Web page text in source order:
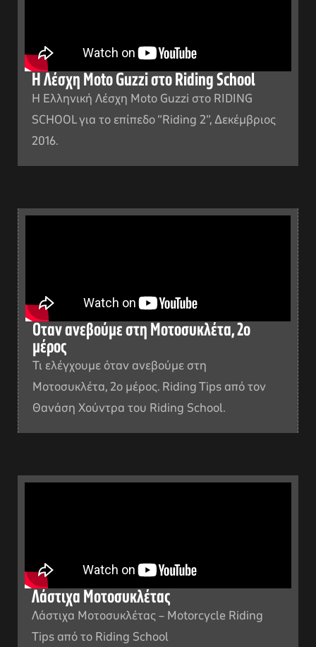
Η Λέσχη Moto Guzzi στο Riding School
Η Ελληνική Λέσχη Moto Guzzi στο RIDING
SCHOOL για το επίπεδο “Riding 2”, Δεκέμβριος
2016.
Οταν ανεβούμε στη Μοτοσυκλέτα, 2ο
μέρος
Τι ελέγχουμε όταν ανεβούμε στη
Μοτοσυκλέτα, 2ο μέρος. Riding Tips από τον
Θανάση Χούντρα του Riding School.
Λάστιχα Μοτοσυκλέτας
Λάστιχα Μοτοσυκλέτας – Motorcycle Riding
Tips από το Riding School